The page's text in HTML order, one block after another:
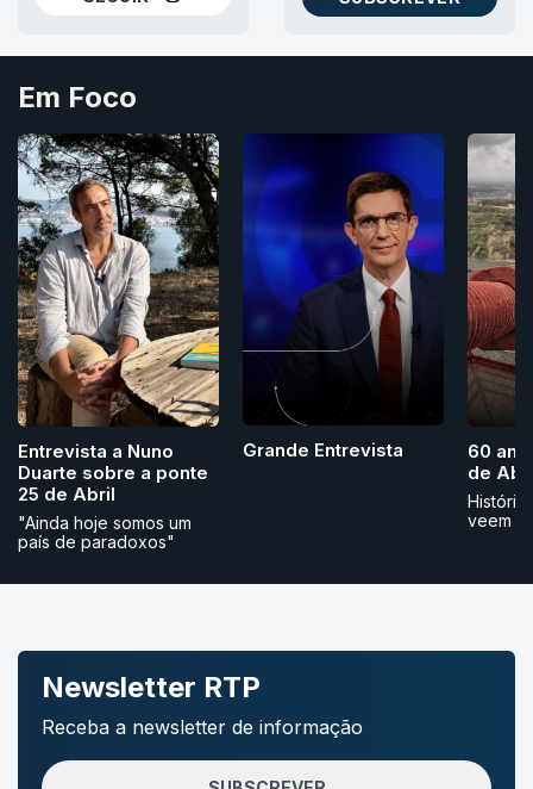
NO THREADS
AS NEWSLETTERS RTP
Em Foco
Entrevista a Nuno
Duarte sobre a ponte
25 de Abril
"Ainda hoje somos um
país de paradoxos"
Grande Entrevista
60
de
veem
Newsletter RTP
Receba a newsletter de informação